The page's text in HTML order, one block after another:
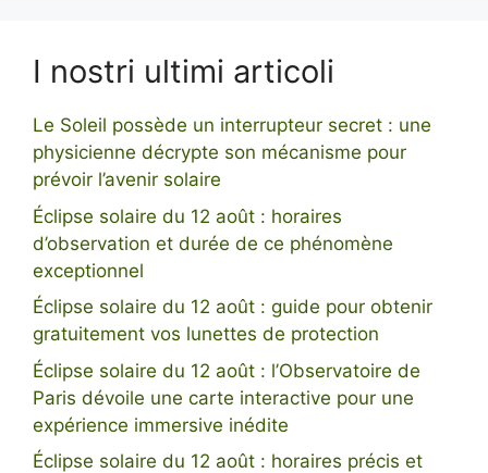
I nostri ultimi articoli
Le Soleil possède un interrupteur secret : une
physicienne décrypte son mécanisme pour
prévoir l’avenir solaire
Éclipse solaire du 12 août : horaires
d’observation et durée de ce phénomène
exceptionnel
Éclipse solaire du 12 août : guide pour obtenir
gratuitement vos lunettes de protection
Éclipse solaire du 12 août : l’Observatoire de
Paris dévoile une carte interactive pour une
expérience immersive inédite
Éclipse solaire du 12 août : horaires précis et